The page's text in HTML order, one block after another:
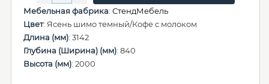
Мебельная фабрика: СтендМебель
Цвет: Ясень шимо темный/Кофе с молоком
Длина (мм): 3142
Глубина (Ширина) (мм): 840
Высота (мм): 2000